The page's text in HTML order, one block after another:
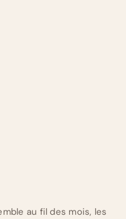
au fil des mois, les